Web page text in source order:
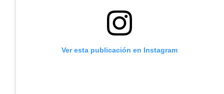
Ver esta publicación en Instagram